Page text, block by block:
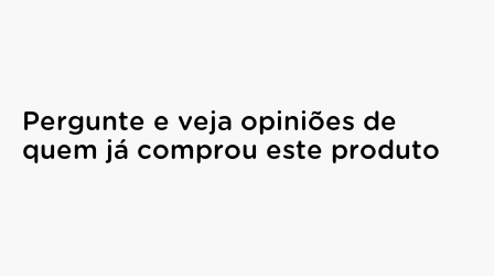
Pergunte e veja opiniões de
quem já comprou este produto